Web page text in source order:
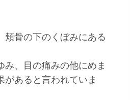
頬骨の下のくぼみにある
み、目の痛みの他にめま
があると言われていま